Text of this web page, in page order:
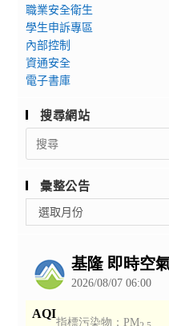
職業安全衛生
學生申訴專區
內部控制
資通安全
電子書庫
搜尋網站
Search
for:
彙整公告
整
選取月份